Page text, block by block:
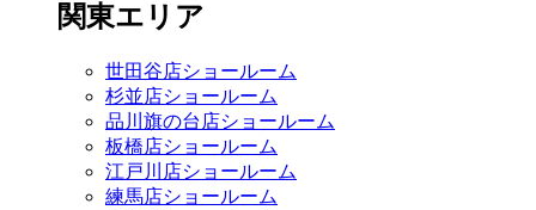
関東エリア
世田谷店ショールーム
杉並店ショールーム
品川旗の台店ショールーム
板橋店ショールーム
江戸川店ショールーム
練馬店ショールーム